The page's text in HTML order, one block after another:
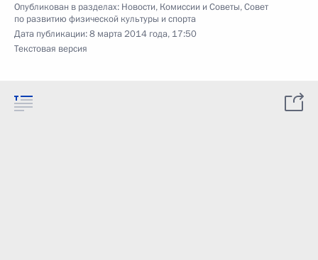
Опубликован в разделах: Новости, Комиссии и Советы,Совет
по развитию физической культуры и спорта
Дата публикации:8 марта 2014 года, 17:50
Текстовая версия